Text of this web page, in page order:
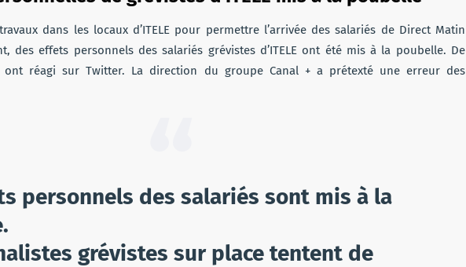
dans les locaux d’ITELE pour permettre l’arrivée des salariés de Direct Matin
des effets personnels des salariés grévistes d’ITELE ont été mis à la poubelle. De
ont réagi sur Twitter. La direction du groupe Canal + a prétexté une erreur des
personnels des salariés sont mis à la
grévistes sur place tentent de